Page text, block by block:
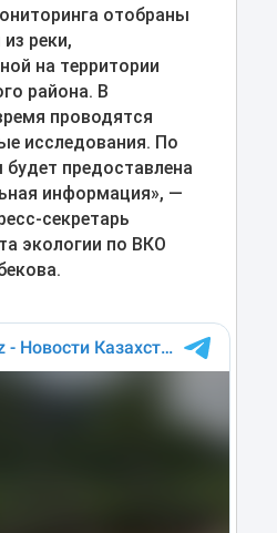
отобраны
реки,
на территории
района. В
проводятся
исследования. По
будет предоставлена
информация», —
секретарь
экологии по ВКО